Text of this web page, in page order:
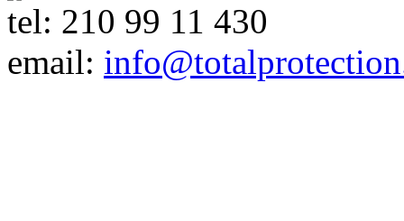
tel: 210 99 11 430
email: